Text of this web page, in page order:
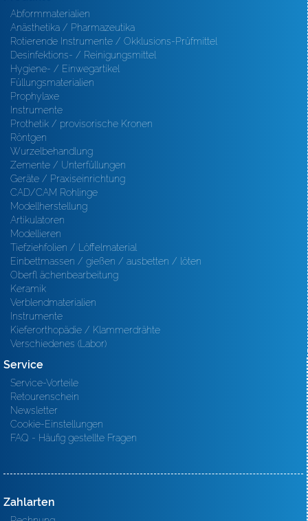
Abformmaterialien
Anästhetika / Pharmazeutika
Rotierende Instrumente / Okklusions-Prüfmittel
Desinfektions- / Reinigungsmittel
Hygiene- / Einwegartikel
Füllungsmaterialien
Prophylaxe
Instrumente
Prothetik / provisorische Kronen
Röntgen
Wurzelbehandlung
Zemente / Unterfüllungen
Geräte / Praxiseinrichtung
CAD/CAM Rohlinge
Modellherstellung
Artikulatoren
Modellieren
Tiefziehfolien / Löffelmaterial
Einbettmassen / gießen / ausbetten / löten
Oberfl ächenbearbeitung
Keramik
Verblendmaterialien
Instrumente
Kieferorthopädie / Klammerdrähte
Verschiedenes (Labor)
Service
Service-Vorteile
Retourenschein
Newsletter
Cookie-Einstellungen
FAQ - Häufig gestellte Fragen
Zahlarten